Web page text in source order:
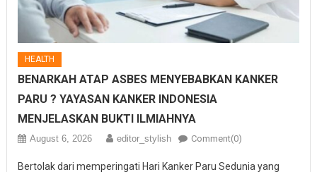
HEALTH
BENARKAH ATAP ASBES MENYEBABKAN KANKER
PARU ? YAYASAN KANKER INDONESIA
MENJELASKAN BUKTI ILMIAHNYA
August 6, 2026 editor_stylish Comment(0)
Bertolak dari memperingati Hari Kanker Paru Sedunia yang